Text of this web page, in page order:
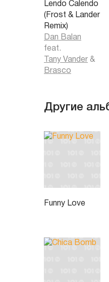
Lendo Calendo
(Frost & Lander
Remix)
Dan Balan
feat.
Tany Vander &
Brasco
Другие
Funny Love